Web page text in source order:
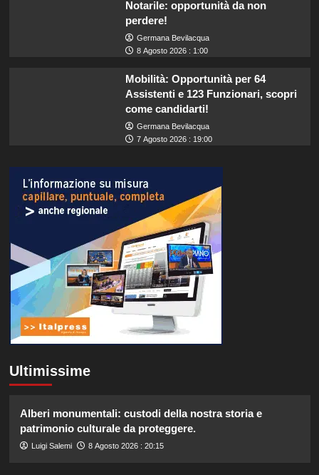
Notarile: opportunità da non
perdere!
Germana Bevilacqua
8 Agosto 2026 : 1:00
Mobilità: Opportunità per 64
Assistenti e 123 Funzionari, scopri
come candidarti!
Germana Bevilacqua
7 Agosto 2026 : 19:00
Ultimissime
Alberi monumentali: custodi della nostra storia e
patrimonio culturale da proteggere.
Luigi Salemi 8 Agosto 2026 : 20:15